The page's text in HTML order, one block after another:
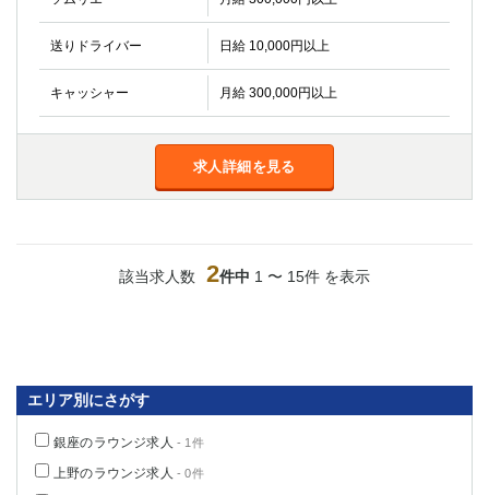
送りドライバー 日給 10,000円以上
キャッシャー 月給 300,000円以上
求人詳細を見る
該当求人数 2件中 1 〜 15件 を表示
エリア別にさがす
銀座のラウンジ求人 - 1件
上野のラウンジ求人 - 0件
西船橋
佐倉
茂原
松戸
八千代台
本八幡
浦安
栃木県
東武宇都宮（宇都宮西口）
群馬県
高崎